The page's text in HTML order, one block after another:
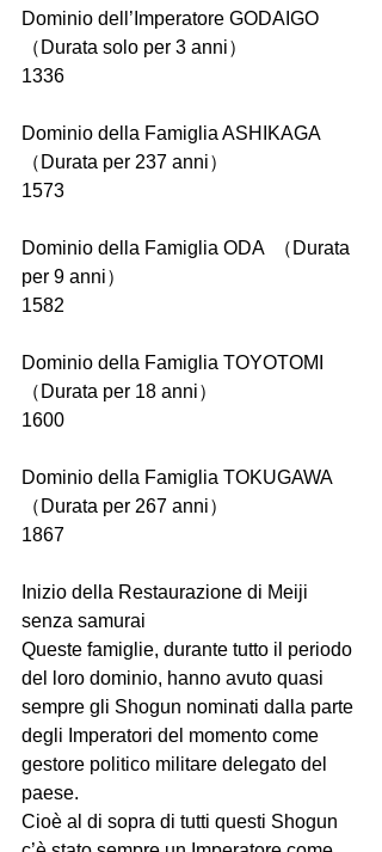
Dominio dell’Imperatore GODAIGO
（Durata solo per 3 anni）
1336
Dominio della Famiglia ASHIKAGA
（Durata per 237 anni）
1573
Dominio della Famiglia ODA  （Durata
per 9 anni）
1582
Dominio della Famiglia TOYOTOMI
（Durata per 18 anni）
1600
Dominio della Famiglia TOKUGAWA
（Durata per 267 anni）
1867
Inizio della Restaurazione di Meiji
senza samurai
Queste famiglie, durante tutto il periodo
del loro dominio, hanno avuto quasi
sempre gli Shogun nominati dalla parte
degli Imperatori del momento come
gestore politico militare delegato del
paese.
Cioè al di sopra di tutti questi Shogun